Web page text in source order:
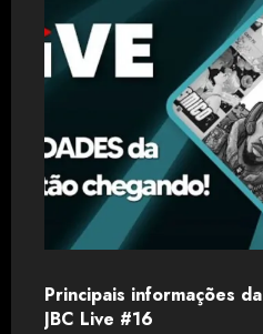
Principais informações da
JBC Live #16